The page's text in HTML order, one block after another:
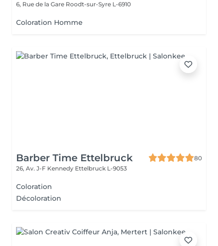
6, Rue de la Gare Roodt-sur-Syre L-6910
Coloration Homme
Barber Time Ettelbruck
80
26, Av. J-F Kennedy Ettelbruck L-9053
Coloration
Décoloration